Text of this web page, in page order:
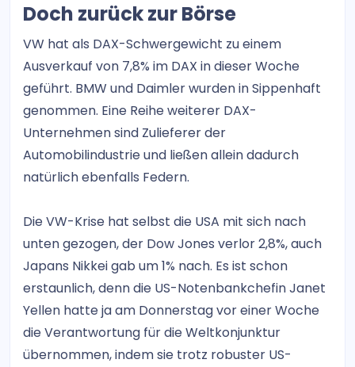
Doch zurück zur Börse
VW hat als DAX-Schwergewicht zu einem
Ausverkauf von 7,8% im DAX in dieser Woche
geführt. BMW und Daimler wurden in Sippenhaft
genommen. Eine Reihe weiterer DAX-
Unternehmen sind Zulieferer der
Automobilindustrie und ließen allein dadurch
natürlich ebenfalls Federn.
Die VW-Krise hat selbst die USA mit sich nach
unten gezogen, der Dow Jones verlor 2,8%, auch
Japans Nikkei gab um 1% nach. Es ist schon
erstaunlich, denn die US-Notenbankchefin Janet
Yellen hatte ja am Donnerstag vor einer Woche
die Verantwortung für die Weltkonjunktur
übernommen, indem sie trotz robuster US-